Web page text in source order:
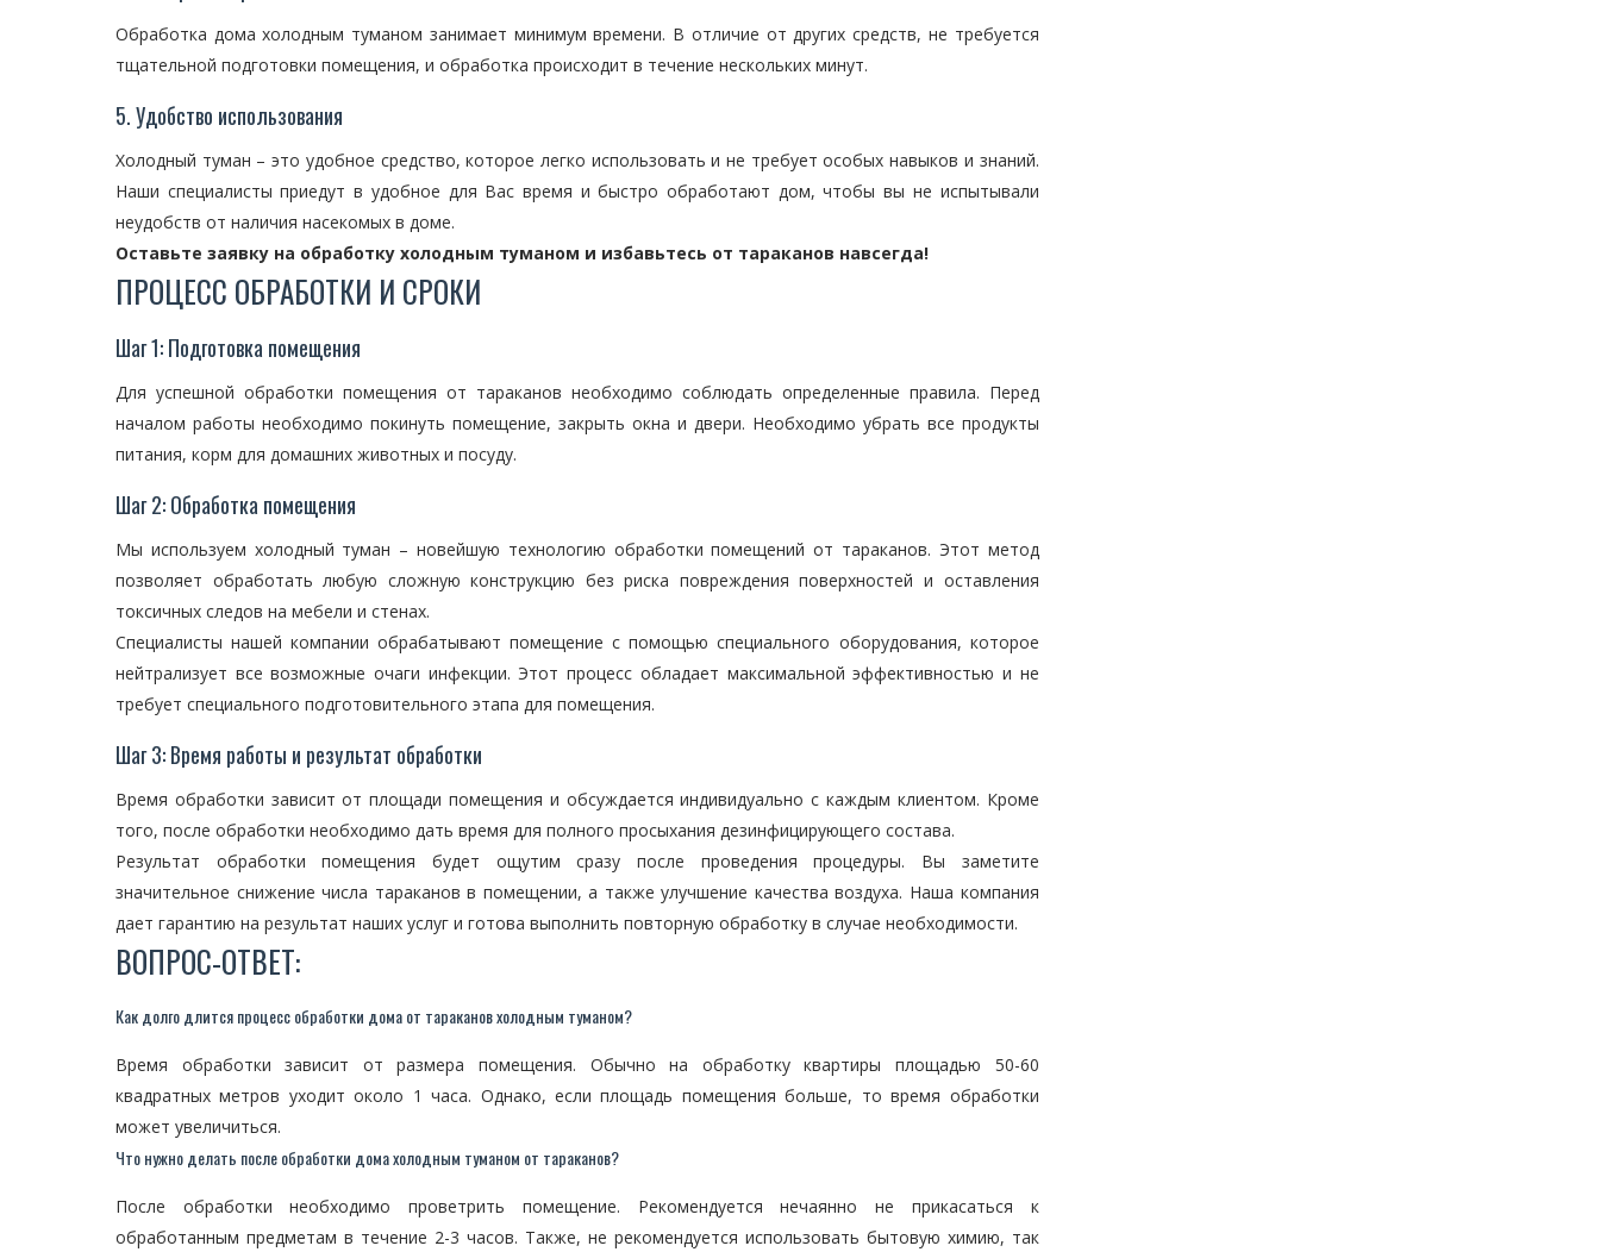
Обработка дома холодным туманом занимает минимум времени. В отличие от других средств, не требуется
тщательной подготовки помещения, и обработка происходит в течение нескольких минут.
5. Удобство использования
Холодный туман – это удобное средство, которое легко использовать и не требует особых навыков и знаний.
Наши специалисты приедут в удобное для Вас время и быстро обработают дом, чтобы вы не испытывали
неудобств от наличия насекомых в доме.
Оставьте заявку на обработку холодным туманом и избавьтесь от тараканов навсегда!
ПРОЦЕСС ОБРАБОТКИ И СРОКИ
Шаг 1: Подготовка помещения
Для успешной обработки помещения от тараканов необходимо соблюдать определенные правила. Перед
началом работы необходимо покинуть помещение, закрыть окна и двери. Необходимо убрать все продукты
питания, корм для домашних животных и посуду.
Шаг 2: Обработка помещения
Мы используем холодный туман – новейшую технологию обработки помещений от тараканов. Этот метод
позволяет обработать любую сложную конструкцию без риска повреждения поверхностей и оставления
токсичных следов на мебели и стенах.
Специалисты нашей компании обрабатывают помещение с помощью специального оборудования, которое
нейтрализует все возможные очаги инфекции. Этот процесс обладает максимальной эффективностью и не
требует специального подготовительного этапа для помещения.
Шаг 3: Время работы и результат обработки
Время обработки зависит от площади помещения и обсуждается индивидуально с каждым клиентом. Кроме
того, после обработки необходимо дать время для полного просыхания дезинфицирующего состава.
Результат обработки помещения будет ощутим сразу после проведения процедуры. Вы заметите
значительное снижение числа тараканов в помещении, а также улучшение качества воздуха. Наша компания
дает гарантию на результат наших услуг и готова выполнить повторную обработку в случае необходимости.
ВОПРОС-ОТВЕТ:
Как долго длится процесс обработки дома от тараканов холодным туманом?
Время обработки зависит от размера помещения. Обычно на обработку квартиры площадью 50-60
квадратных метров уходит около 1 часа. Однако, если площадь помещения больше, то время обработки
может увеличиться.
Что нужно делать после обработки дома холодным туманом от тараканов?
После обработки необходимо проветрить помещение. Рекомендуется нечаянно не прикасаться к
обработанным предметам в течение 2-3 часов. Также, не рекомендуется использовать бытовую химию, так